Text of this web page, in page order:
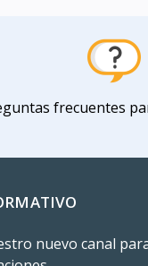
frecuentes
nuevo canal